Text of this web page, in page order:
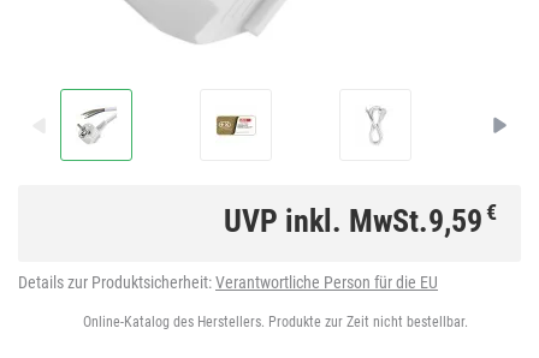
UVP inkl. MwSt.9,59€
Details zur Produktsicherheit:Verantwortliche Person für die EU
Online-Katalog des Herstellers. Produkte zur Zeit nicht bestellbar.